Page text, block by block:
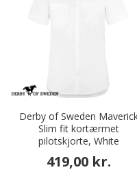
Derby of Sweden
Slim fit kortærmet
pilotskjorte, White
419,00 kr.